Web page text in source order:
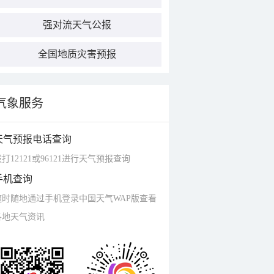
强对流天气公报
全国地质灾害预报
象服务
气预报电话查询
打12121或96121进行天气预报查询
机查询
时随地通过手机登录中国天气WAP版查看
地天气资讯